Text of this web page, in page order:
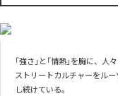
「強さ」と「情熱」を胸に、
ストリートカルチャーをル
し続けている。